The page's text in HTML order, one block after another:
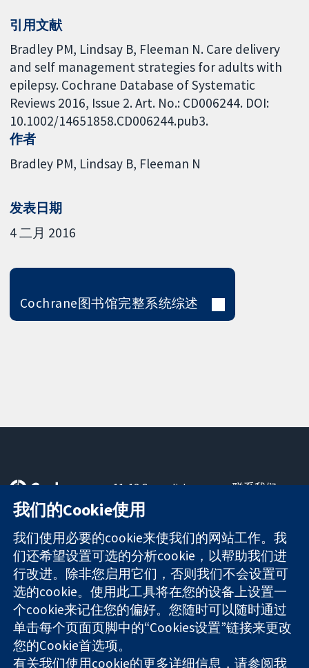
引用文献
Bradley PM, Lindsay B, Fleeman N. Care delivery
and self management strategies for adults with
epilepsy. Cochrane Database of Systematic
Reviews 2016, Issue 2. Art. No.: CD006244. DOI:
10.1002/14651858.CD006244.pub3.
作者
Bradley PM Lindsay B Fleeman N
发表日期
4 二月 2016
Cochrane图书馆完整系统综述
可信任的证据
知情决定
更完善的医疗健
康
11-13 Cavendish
Square
London
W1G 0AN
United Kingdom
联系我们
关于我们
工作机会
Cochrane
Library
The Cochrane Collaboration is a charity (no. 1045921) and a
company limited by guarantee (no. 03044323) registered in
England & Wales. VAT registration number GB 718 2127 49.
我们的Cookie使用
我们使用必要的cookie来使我们的网站工作。我
们还希望设置可选的分析cookie，以帮助我们进
行改进。除非您启用它们，否则我们不会设置可
选的cookie。使用此工具将在您的设备上设置一
个cookie来记住您的偏好。您随时可以随时通过
单击每个页面页脚中的“Cookies设置”链接来更改
您的Cookie首选项。
有关我们使用cookie的更多详细信息，请参阅我